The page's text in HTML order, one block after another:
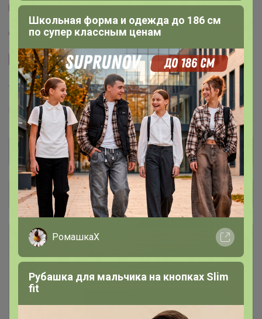
Общий каталог
РАСПРОДАЖА
Футболки, рубашки, поло, толстовки
78
Другие СП организатора Селена
Пристрой организатора Селена
Сайт закупки
Торговые марки
F5™ Ф5™ F`FIVE™
Школьная форма и одежда до 186 см
по супер классным ценам
РомашкаХ
Рубашка для мальчика на кнопках Slim
fit